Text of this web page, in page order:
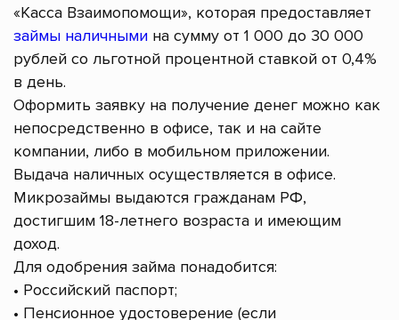
«Касса Взаимопомощи», которая предоставляет
займы наличными на сумму от 1 000 до 30 000
рублей со льготной процентной ставкой от 0,4%
в день.
Оформить заявку на получение денег можно как
непосредственно в офисе, так и на сайте
компании, либо в мобильном приложении.
Выдача наличных осуществляется в офисе.
Микрозаймы выдаются гражданам РФ,
достигшим 18-летнего возраста и имеющим
доход.
Для одобрения займа понадобится:
• Российский паспорт;
• Пенсионное удостоверение (если